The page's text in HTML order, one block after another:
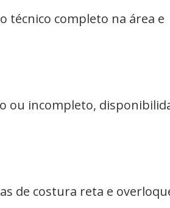
técnico completo na área e
ou incompleto,
de costura reta e